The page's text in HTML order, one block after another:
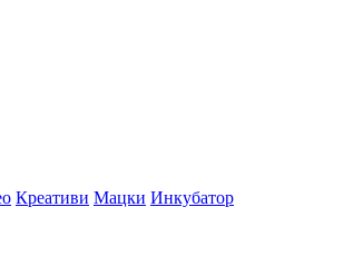
Креативи Мацки Инкубатор